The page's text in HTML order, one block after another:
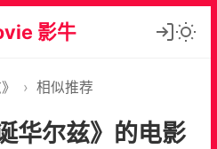
影牛
› 相似推荐
华尔兹》的电影